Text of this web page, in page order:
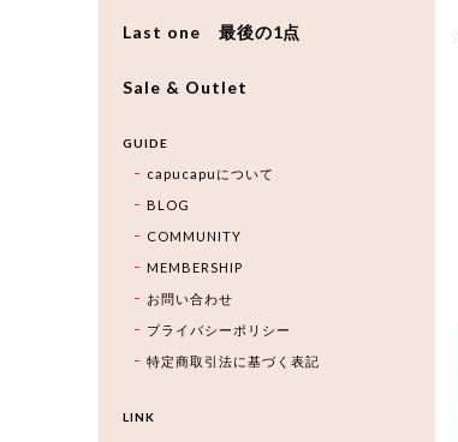
Last one 最後の1点
Sale & Outlet
GUIDE
capucapuについて
BLOG
COMMUNITY
MEMBERSHIP
お問い合わせ
プライバシーポリシー
特定商取引法に基づく表記
LINK